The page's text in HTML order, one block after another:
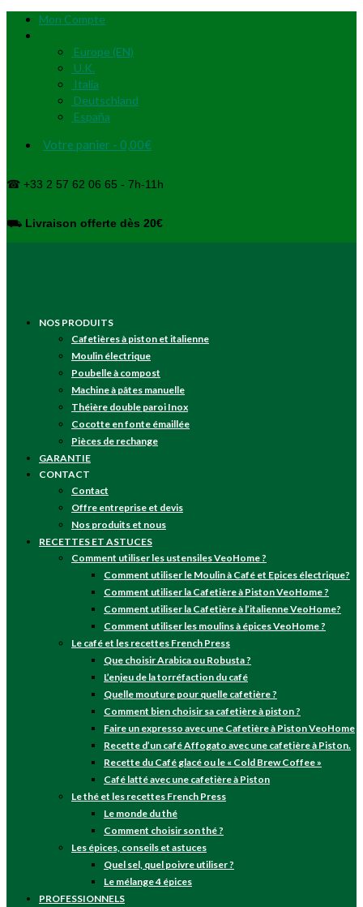
Mon Compte
Europe (EN)
U.K.
Italia
Deutschland
España
Votre panier - 0,00€
☎ +33 2 57 62 06 65 - 7h-11h
⛟ Livraison offerte dès 20€
NOS PRODUITS
Cafetières à piston et italienne
Moulin électrique
Poubelle à compost
Machine à pâtes manuelle
Théière double paroi Inox
Cocotte en fonte émaillée
Pièces de rechange
GARANTIE
CONTACT
Contact
Offre entreprise et devis
Nos produits et nous
RECETTES ET ASTUCES
Comment utiliser les ustensiles VeoHome ?
Comment utiliser le Moulin à Café et Epices électrique?
Comment utiliser la Cafetière à Piston VeoHome ?
Comment utiliser la Cafetière à l’italienne VeoHome?
Comment utiliser les moulins à épices VeoHome ?
Le café et les recettes French Press
Que choisir Arabica ou Robusta ?
L’enjeu de la torréfaction du café
Quelle mouture pour quelle cafetière ?
Comment bien choisir sa cafetière à piston ?
Faire un expresso avec une Cafetière à Piston VeoHome
Recette d’un café Affogato avec une cafetière à Piston.
Recette du Café glacé ou le « Cold Brew Coffee »
Café latté avec une cafetière à Piston
Le thé et les recettes French Press
Le monde du thé
Comment choisir son thé ?
Les épices, conseils et astuces
Quel sel, quel poivre utiliser ?
Le mélange 4 épices
PROFESSIONNELS